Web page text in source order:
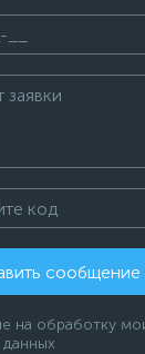
сообщение
на обработку